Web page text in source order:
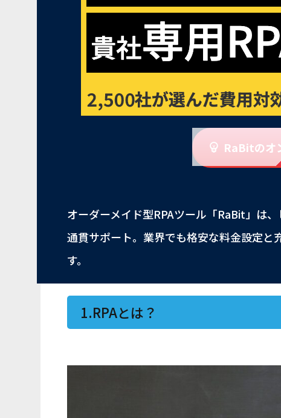
RaBitのオ
オーダーメイド型RPAツール「RaBit」は
通貫サポート。業界でも格安な料金設定と
す。
1.RPAとは？